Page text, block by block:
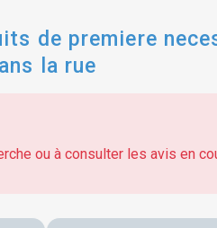
de premiere
la rue
ou à consulter les avis en